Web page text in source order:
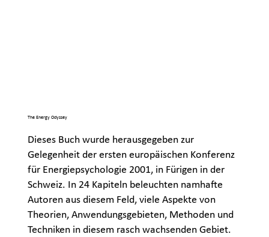
The Energy Odyssey
Dieses Buch wurde herausgegeben zur
Gelegenheit der ersten europäischen Konferenz
für Energiepsychologie 2001, in Fürigen in der
Schweiz. In 24 Kapiteln beleuchten namhafte
Autoren aus diesem Feld, viele Aspekte von
Theorien, Anwendungsgebieten, Methoden und
Techniken in diesem rasch wachsenden Gebiet.